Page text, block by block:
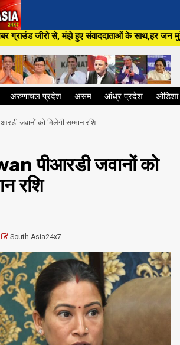
हुए संवाददाताओं के साथ,हर जन मुद्दे पर,
अरुणाचल प्रदेश असम आंध्र प्रदेश ओडिशा
जवानों को मिलेगी सम्मान रशि
पीआरडी जवानों को
रशि
South Asia24x7